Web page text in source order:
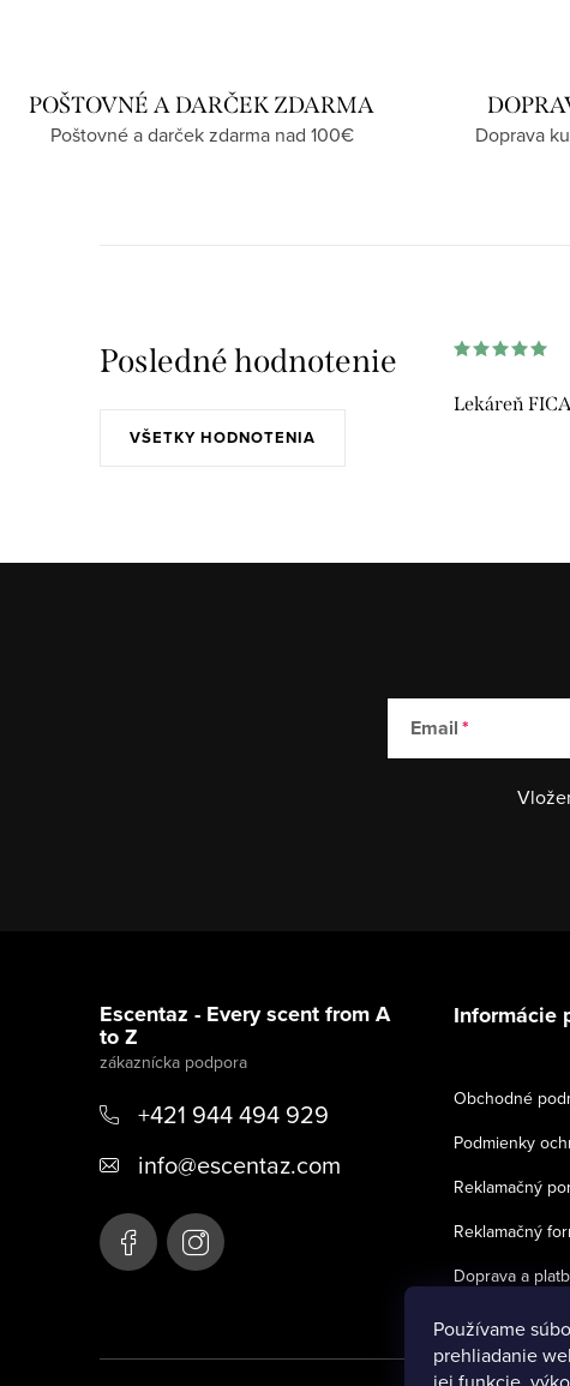
Používame
prehliadanie
POŠTOVNÉ A DARČEK ZDARMA
Poštovné a darček zdarma nad 100€ Doprava
Posledné hodnotenie
VŠETKY HODNOTENIA
Lekáreň
Email
Escentaz - Every scent from A
to Z
+421 944 494 929
info@escentaz.com
Informácie
Obchodné
Podmienky
Reklamačný
Reklamačný
Doprava a